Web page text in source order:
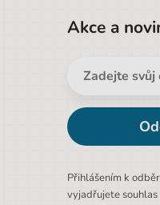
Akce a
Přihlášením k
vyjadřujete souhlas